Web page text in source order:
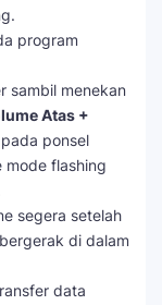
program
sambil menekan
Atas +
ponsel
mode flashing
segera setelah
di dalam
data